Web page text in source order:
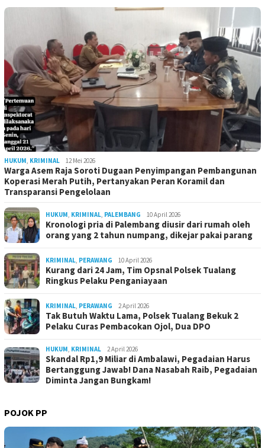
HUKUM, KRIMINAL 12 Mei 2026
Warga Asem Raja Soroti Dugaan Penyimpangan Pembangunan
Koperasi Merah Putih, Pertanyakan Peran Koramil dan
Transparansi Pengelolaan
HUKUM, KRIMINAL, PALEMBANG 10 April 2026
Kronologi pria di Palembang diusir dari rumah oleh
orang yang 2 tahun numpang, dikejar pakai parang
KRIMINAL, PERAWANG 10 April 2026
Kurang dari 24 Jam, Tim Opsnal Polsek Tualang
Ringkus Pelaku Penganiayaan
KRIMINAL, PERAWANG 2 April 2026
Tak Butuh Waktu Lama, Polsek Tualang Bekuk 2
Pelaku Curas Pembacokan Ojol, Dua DPO
HUKUM, KRIMINAL 2 April 2026
Skandal Rp1,9 Miliar di Ambalawi, Pegadaian Harus
Bertanggung Jawab! Dana Nasabah Raib, Pegadaian
Diminta Jangan Bungkam!
POJOK PP